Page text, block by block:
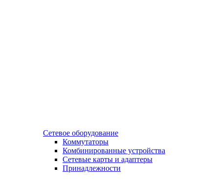
Сетевое оборудование
Коммутаторы
Комбинированные устройства
Сетевые карты и адаптеры
Принадлежности